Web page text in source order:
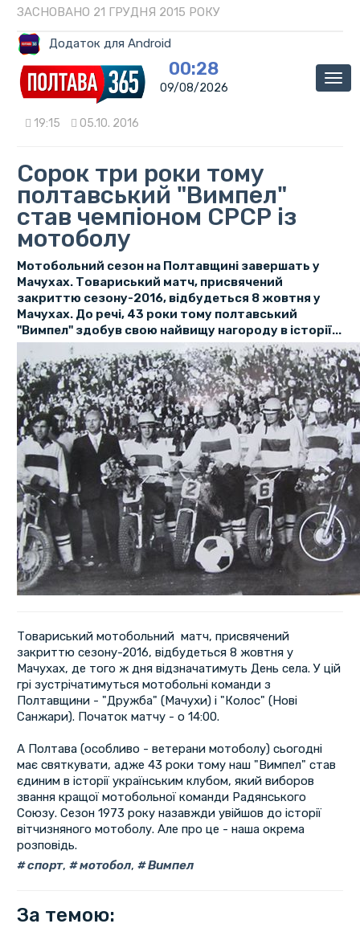
ЗАСНОВАНО 21 ГРУДНЯ 2015 РОКУ
Додаток для Android
00:28
09/08/2026
19:15 05.10. 2016
Сорок три роки тому
полтавський "Вимпел"
став чемпіоном СРСР із
мотоболу
Мотобольний сезон на Полтавщині завершать у
Мачухах. Товариський матч, присвячений
закриттю сезону-2016, відбудеться 8 жовтня у
Мачухах. До речі, 43 роки тому полтавський
"Вимпел" здобув свою найвищу нагороду в історії...
Товариський мотобольний матч, присвячений
закриттю сезону-2016, відбудеться 8 жовтня у
Мачухах, де того ж дня відзначатимуть День села. У цій
грі зустрічатимуться мотобольні команди з
Полтавщини - "Дружба" (Мачухи) і "Колос" (Нові
Санжари). Початок матчу - о 14:00.
А Полтава (особливо - ветерани мотоболу) сьогодні
має святкувати, адже 43 роки тому наш "Вимпел" став
єдиним в історії українським клубом, який виборов
звання кращої мотобольної команди Радянського
Союзу. Сезон 1973 року назавжди увійшов до історії
вітчизняного мотоболу. Але про це - наша окрема
розповідь.
спорт, мотобол, Вимпел
За темою: